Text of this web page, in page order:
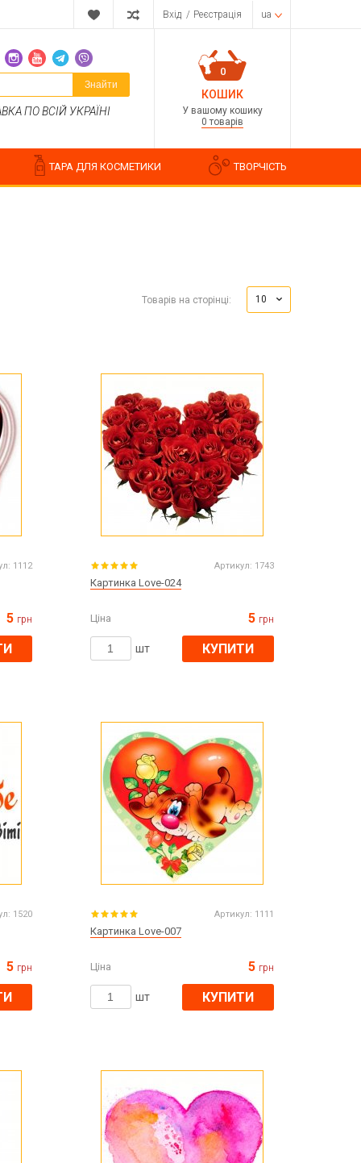
Вхід / Реєстрація ua
Знайти
ПО ВСІЙ УКРАЇНІ
0
КОШИК
У вашому кошику
0 товарів
Ароматизатори харчові
Тара косметична опт
Мильна основа оптом
Масло для мила оптом
8 березня
ЧОРНА П'ЯТНИЦЯ!!!
Хелловін (Halloween)
ТАРА ДЛЯ КОСМЕТИКИ ТВОРЧІСТЬ
Товарів на сторінці: 10
1112
5 грн
Артикул: 1743
Картинка Love-024
Ціна 5 грн
шт КУПИТИ
1520
5 грн
Артикул: 1111
Картинка Love-007
Ціна 5 грн
шт КУПИТИ